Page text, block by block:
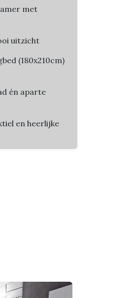
met
uitzicht
(180x210cm)
én aparte
en heerlijke